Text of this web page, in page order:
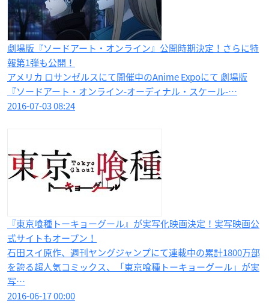
劇場版『ソードアート・オンライン』公開時期決定！さらに特
報第1弾も公開！
アメリカ ロサンゼルスにて開催中のAnime Expoにて 劇場版
『ソードアート・オンライン-オーディナル・スケール-…
2016-07-03 08:24
『東京喰種トーキョーグール』が実写化映画決定！実写映画公
式サイトもオープン！
石田スイ原作、週刊ヤングジャンプにて連載中の累計1800万部
を誇る超人気コミックス、「東京喰種トーキョーグール」が実
写…
2016-06-17 00:00